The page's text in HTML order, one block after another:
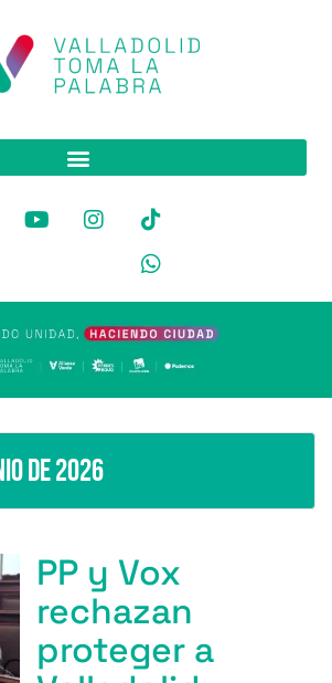
de 2026
PP y Vox
rechazan
proteger a